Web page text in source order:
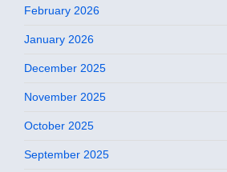
February 2026
January 2026
December 2025
November 2025
October 2025
September 2025